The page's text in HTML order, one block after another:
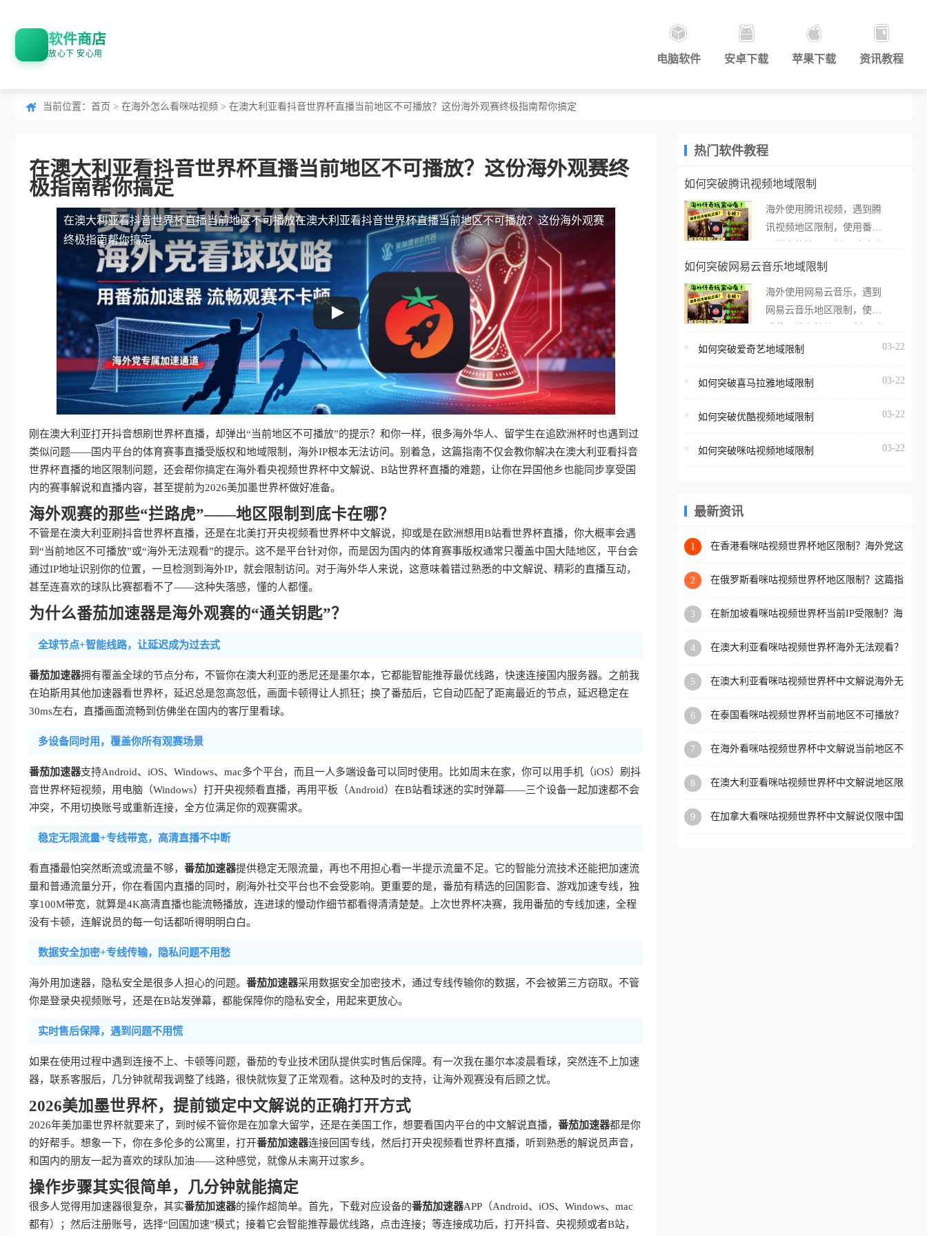
软件商店
放心下 安心用 电脑软件 安卓下载 苹果下载 资讯教程
当前位置： 首页 > 在海外怎么看咪咕视频 > 在澳大利亚看抖音世界杯直播当前地区不可播放？这份海外观赛终极指南帮你搞定
在澳大利亚看抖音世界杯直播当前地区不可播放？这份海外观赛终
极指南帮你搞定
在澳大利亚看抖音世界杯直播当前地区不可播放在澳大利亚看抖音世界杯直播当前地区不可播放？这份海外观赛
终极指南帮你搞定
刚在澳大利亚打开抖音想刷世界杯直播，却弹出“当前地区不可播放”的提示？和你一样，很多海外华人、留学生在追欧洲杯时也遇到过
类似问题——国内平台的体育赛事直播受版权和地域限制，海外IP根本无法访问。别着急，这篇指南不仅会教你解决在澳大利亚看抖音
世界杯直播的地区限制问题，还会帮你搞定在海外看央视频世界杯中文解说、B站世界杯直播的难题，让你在异国他乡也能同步享受国
内的赛事解说和直播内容，甚至提前为2026美加墨世界杯做好准备。
海外观赛的那些“拦路虎”——地区限制到底卡在哪？
不管是在澳大利亚刷抖音世界杯直播，还是在北美打开央视频看世界杯中文解说，抑或是在欧洲想用B站看世界杯直播，你大概率会遇
到“当前地区不可播放”或“海外无法观看”的提示。这不是平台针对你，而是因为国内的体育赛事版权通常只覆盖中国大陆地区，平台会
通过IP地址识别你的位置，一旦检测到海外IP，就会限制访问。对于海外华人来说，这意味着错过熟悉的中文解说、精彩的直播互动，
甚至连喜欢的球队比赛都看不了——这种失落感，懂的人都懂。
为什么番茄加速器是海外观赛的“通关钥匙”？
全球节点+智能线路，让延迟成为过去式
番茄加速器拥有覆盖全球的节点分布，不管你在澳大利亚的悉尼还是墨尔本，它都能智能推荐最优线路，快速连接国内服务器。之前我
在珀斯用其他加速器看世界杯，延迟总是忽高忽低，画面卡顿得让人抓狂；换了番茄后，它自动匹配了距离最近的节点，延迟稳定在
30ms左右，直播画面流畅到仿佛坐在国内的客厅里看球。
多设备同时用，覆盖你所有观赛场景
番茄加速器支持Android、iOS、Windows、mac多个平台，而且一人多端设备可以同时使用。比如周末在家，你可以用手机（iOS）刷抖
音世界杯短视频，用电脑（Windows）打开央视频看直播，再用平板（Android）在B站看球迷的实时弹幕——三个设备一起加速都不会
冲突，不用切换账号或重新连接，全方位满足你的观赛需求。
稳定无限流量+专线带宽，高清直播不中断
看直播最怕突然断流或流量不够， 番茄加速器提供稳定无限流量，再也不用担心看一半提示流量不足。它的智能分流技术还能把加速流
量和普通流量分开，你在看国内直播的同时，刷海外社交平台也不会受影响。更重要的是，番茄有精选的回国影音、游戏加速专线，独
享100M带宽，就算是4K高清直播也能流畅播放，连进球的慢动作细节都看得清清楚楚。上次世界杯决赛，我用番茄的专线加速，全程
没有卡顿，连解说员的每一句话都听得明明白白。
数据安全加密+专线传输，隐私问题不用愁
海外用加速器，隐私安全是很多人担心的问题。 番茄加速器采用数据安全加密技术，通过专线传输你的数据，不会被第三方窃取。不管
你是登录央视频账号，还是在B站发弹幕，都能保障你的隐私安全，用起来更放心。
实时售后保障，遇到问题不用慌
如果在使用过程中遇到连接不上、卡顿等问题，番茄的专业技术团队提供实时售后保障。有一次我在墨尔本凌晨看球，突然连不上加速
器，联系客服后，几分钟就帮我调整了线路，很快就恢复了正常观看。这种及时的支持，让海外观赛没有后顾之忧。
2026美加墨世界杯，提前锁定中文解说的正确打开方式
2026年美加墨世界杯就要来了，到时候不管你是在加拿大留学，还是在美国工作，想要看国内平台的中文解说直播， 番茄加速器都是你
的好帮手。想象一下，你在多伦多的公寓里，打开番茄加速器连接回国专线，然后打开央视频看世界杯直播，听到熟悉的解说员声音，
和国内的朋友一起为喜欢的球队加油——这种感觉，就像从未离开过家乡。
操作步骤其实很简单，几分钟就能搞定
很多人觉得用加速器很复杂，其实番茄加速器的操作超简单。首先，下载对应设备的番茄加速器APP（Android、iOS、Windows、mac
都有）；然后注册账号，选择“回国加速”模式；接着它会智能推荐最优线路，点击连接；等连接成功后，打开抖音、央视频或者B站，
热门软件教程
如何突破腾讯视频地域限制
海外使用腾讯视频，遇到腾
讯视频地区限制，使用番茄
外打开腾讯视频，却突然弹
地区无法播放”的提示语。
海外用户如香港、澳门、台
亚、欧洲等国家和地区时，
台一样，出现地区及版权限
地区播放。 遇到这个问题的
区工作、留学、定居等，都
权限制所困扰。
如何突破网易云音乐地域限制
海外使用网易云音乐，遇到
网易云音乐地区限制，使用
在海外打开网易云音乐，却
所在的地区无法播放”的提示
门、台湾、美国、加拿大、
区时，网易云音乐也会像其
回国加速器，即可解决「海
版权限制」的问题，无论人
国、加拿大、澳大利亚、欧
学、定居等，都可以使用，
扰。
如何突破爱奇艺地域限制 03-22
如何突破喜马拉雅地域限制 03-22
如何突破优酷视频地域限制 03-22
如何突破咪咕视频地域限制 03-22
最新资讯
1
在香港看咪咕视频世界杯地区限制？海外党这
2
在俄罗斯看咪咕视频世界杯地区限制？这篇指
3
在新加坡看咪咕视频世界杯当前IP受限制？海
4
在澳大利亚看咪咕视频世界杯海外无法观看？
5
在澳大利亚看咪咕视频世界杯中文解说海外无
6
在泰国看咪咕视频世界杯当前地区不可播放？
7
在海外看咪咕视频世界杯中文解说当前地区不
8
在澳大利亚看咪咕视频世界杯中文解说地区限
9
在加拿大看咪咕视频世界杯中文解说仅限中国